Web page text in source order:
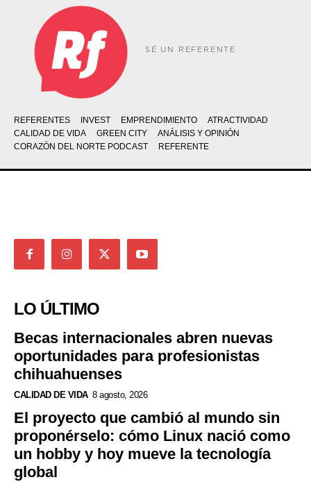
SÉ UN REFERENTE
REFERENTES INVEST EMPRENDIMIENTO
ATRACTIVIDAD
CALIDAD DE VIDA
GREEN CITY
ANÁLISIS Y OPINIÓN
CORAZÓN DEL NORTE PODCAST
REFERENTE
LO ÚLTIMO
Becas internacionales abren nuevas
oportunidades para profesionistas
chihuahuenses
CALIDAD DE VIDA 8 agosto, 2026
El proyecto que cambió al mundo sin
proponérselo: cómo Linux nació como
un hobby y hoy mueve la tecnología
global